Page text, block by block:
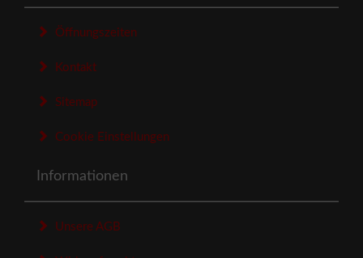
Öffnungszeiten
Kontakt
Sitemap
Cookie Einstellungen
Informationen
Unsere AGB